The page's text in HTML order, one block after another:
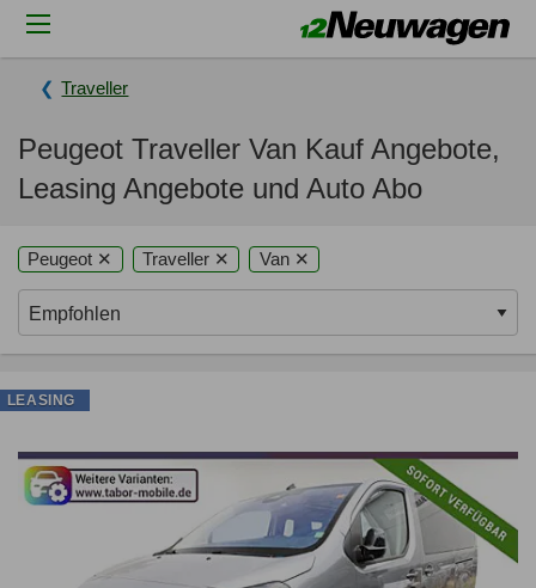
Traveller
Peugeot Traveller Van Kauf Angebote,
Leasing Angebote und Auto Abo
Peugeot ✕ Traveller ✕ Van ✕
LEASING